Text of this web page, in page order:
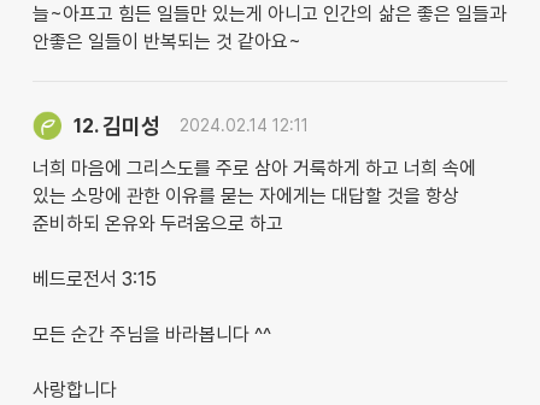
늘~아프고 힘든 일들만 있는게 아니고 인간의 삶은 좋은 일들과
안좋은 일들이 반복되는 것 같아요~
12.김미성 2024.02.14 12:11
너희 마음에 그리스도를 주로 삼아 거룩하게 하고 너희 속에
있는 소망에 관한 이유를 묻는 자에게는 대답할 것을 항상
준비하되 온유와 두려움으로 하고
베드로전서 3:15
모든 순간 주님을 바라봅니다 ^^
사랑합니다